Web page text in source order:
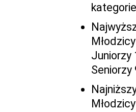
kategorie
Juniorzy
Seniorzy